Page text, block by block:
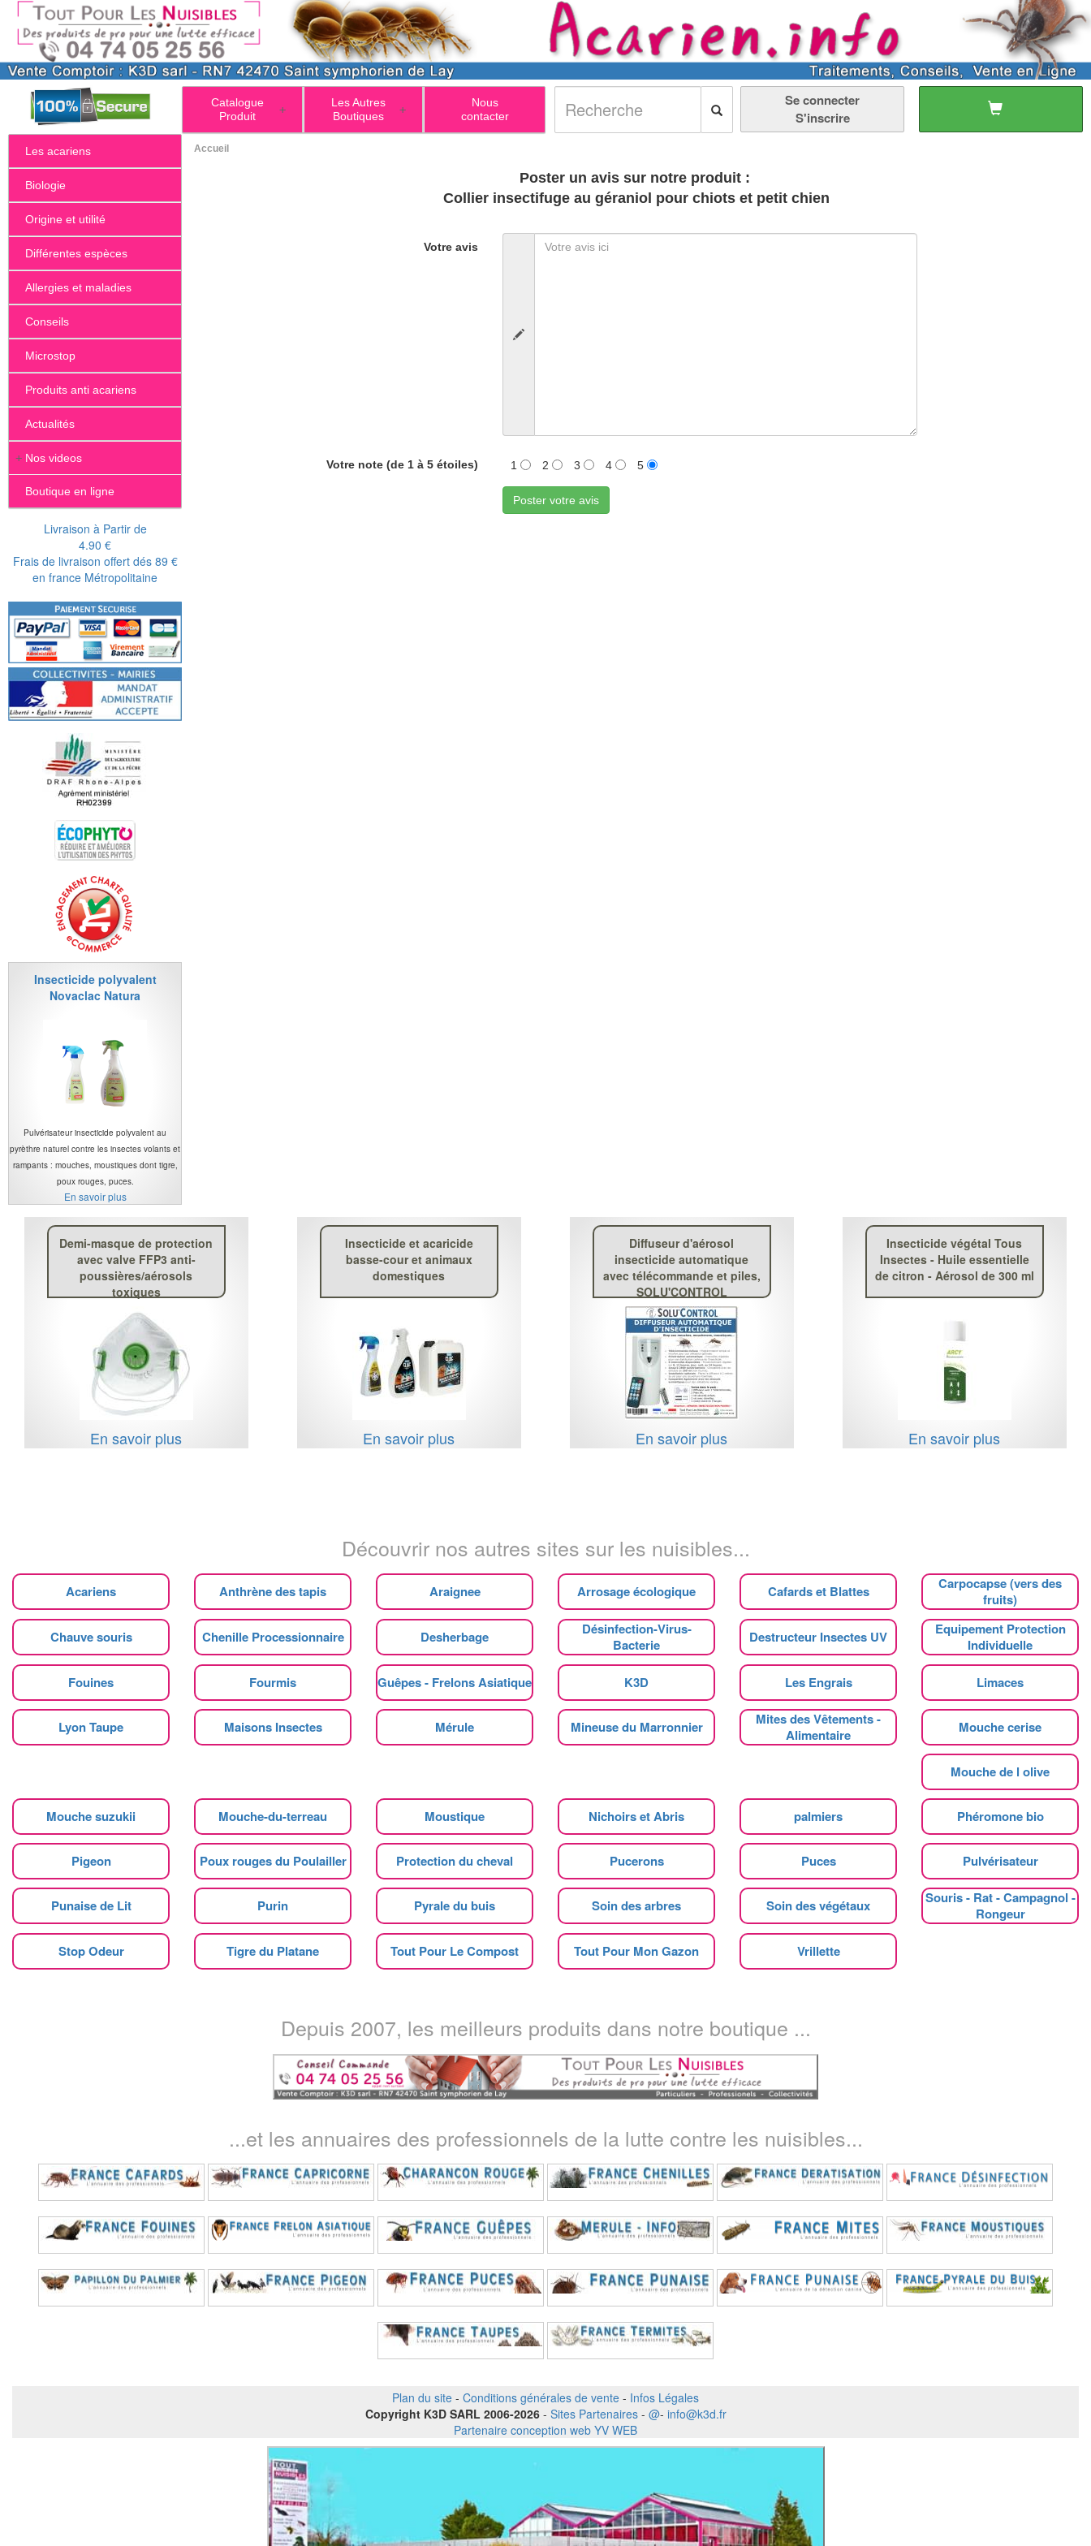
+
Catalogue
Produit
+
Les Autres
Boutiques
Nous
contacter
Se connecter
S'inscrire
Les acariens
Biologie
Origine et utilité
Différentes espèces
Allergies et maladies
Conseils
Microstop
Produits anti acariens
Actualités
+ Nos videos
Boutique en ligne
Livraison à Partir de
4.90 €
Frais de livraison offert dés 89 €
en france Métropolitaine
Insecticide polyvalent
Novaclac Natura
Pulvérisateur insecticide polyvalent au
pyrèthre naturel contre les insectes volants et
rampants : mouches, moustiques dont tigre,
poux rouges, puces.
En savoir plus
Accueil
Poster un avis sur notre produit :
Collier insectifuge au géraniol pour chiots et petit chien
Votre avis
Votre note (de 1 à 5 étoiles) 1 2 3 4 5
Poster votre avis
Demi-masque de protection
avec valve FFP3 anti-
poussières/aérosols
toxiques
En savoir plus
Insecticide et acaricide
basse-cour et animaux
domestiques
En savoir plus
Diffuseur d'aérosol
insecticide automatique
avec télécommande et piles,
SOLU'CONTROL
En savoir plus
Insecticide végétal Tous
Insectes - Huile essentielle
de citron - Aérosol de 300 ml
En savoir plus
Découvrir nos autres sites sur les nuisibles...
Acariens Anthrène des tapis Araignee Arrosage écologique Cafards et Blattes
Carpocapse (vers des
fruits)
Chauve souris Chenille Processionnaire Desherbage
Désinfection-Virus-
Bacterie
Destructeur Insectes UV
Equipement Protection
Individuelle
Fouines Fourmis Guêpes - Frelons Asiatique K3D Les Engrais Limaces
Lyon Taupe Maisons Insectes Mérule Mineuse du Marronnier
Mites des Vêtements -
Alimentaire
Mouche cerise
Mouche de l olive
Mouche suzukii Mouche-du-terreau Moustique Nichoirs et Abris palmiers Phéromone bio
Pigeon Poux rouges du Poulailler Protection du cheval Pucerons Puces Pulvérisateur
Punaise de Lit Purin Pyrale du buis Soin des arbres Soin des végétaux
Souris - Rat - Campagnol -
Rongeur
Stop Odeur Tigre du Platane Tout Pour Le Compost Tout Pour Mon Gazon Vrillette
Depuis 2007, les meilleurs produits dans notre boutique ...
...et les annuaires des professionnels de la lutte contre les nuisibles...
Plan du site - Conditions générales de vente - Infos Légales
Copyright K3D SARL 2006-2026 - Sites Partenaires- @- info@k3d.fr
Partenaire conception web YV WEB